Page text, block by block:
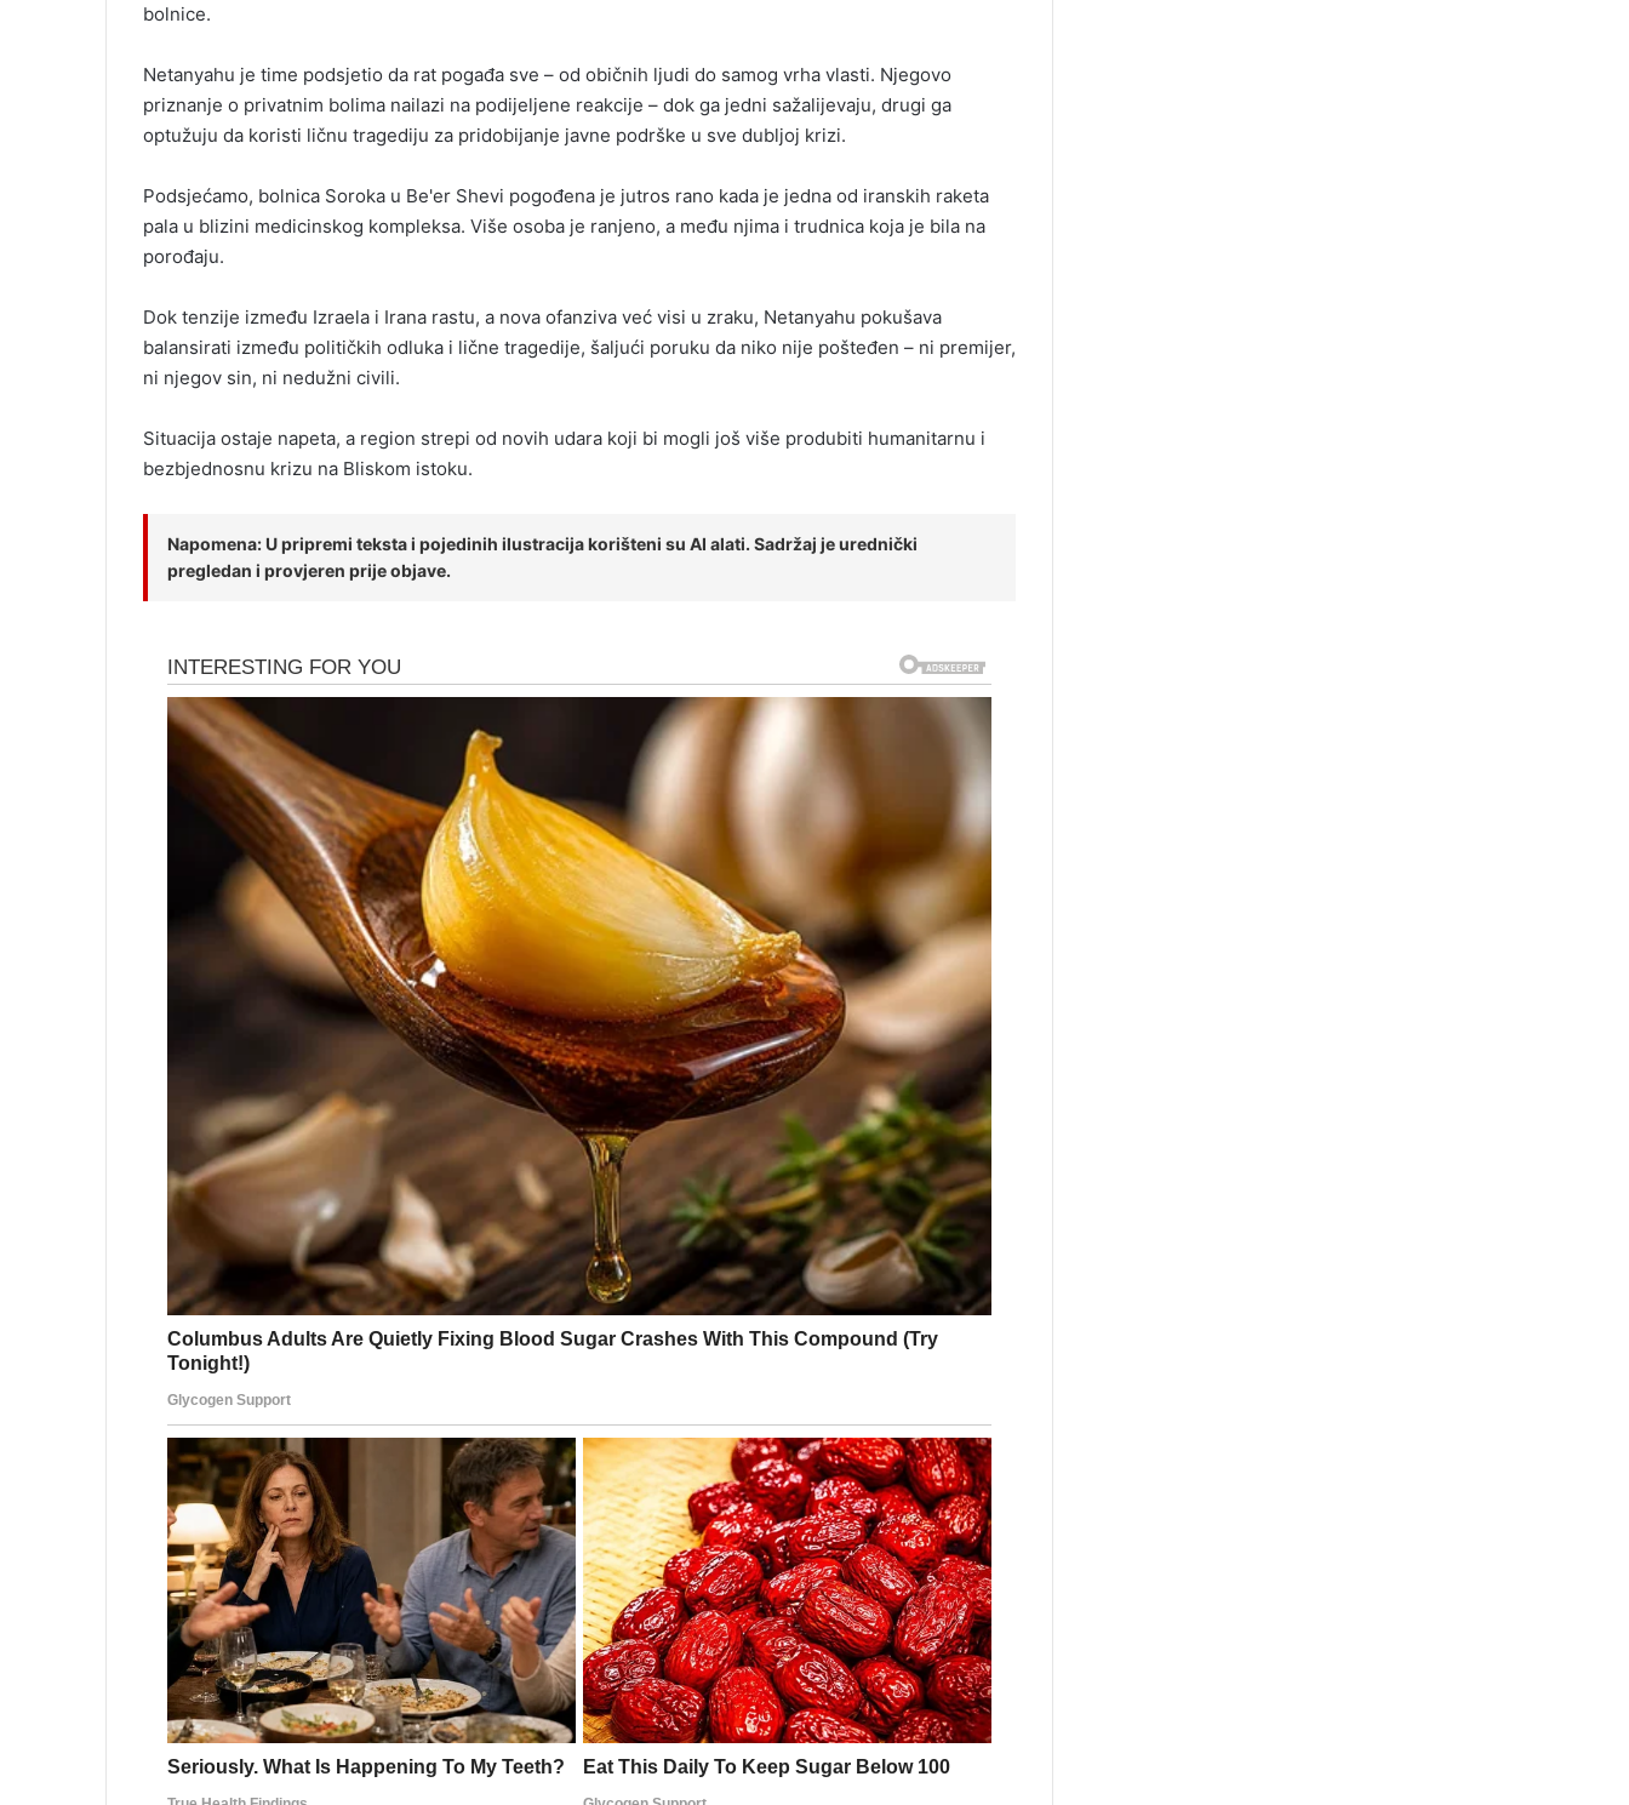
bolnice.
Netanyahu je time podsjetio da rat pogađa sve – od običnih ljudi do samog vrha vlasti. Njegovo
priznanje o privatnim bolima nailazi na podijeljene reakcije – dok ga jedni sažalijevaju, drugi ga
optužuju da koristi ličnu tragediju za pridobijanje javne podrške u sve dubljoj krizi.
Podsjećamo, bolnica Soroka u Be'er Shevi pogođena je jutros rano kada je jedna od iranskih raketa
pala u blizini medicinskog kompleksa. Više osoba je ranjeno, a među njima i trudnica koja je bila na
porođaju.
Dok tenzije između Izraela i Irana rastu, a nova ofanziva već visi u zraku, Netanyahu pokušava
balansirati između političkih odluka i lične tragedije, šaljući poruku da niko nije pošteđen – ni premijer,
ni njegov sin, ni nedužni civili.
Situacija ostaje napeta, a region strepi od novih udara koji bi mogli još više produbiti humanitarnu i
bezbjednosnu krizu na Bliskom istoku.
Napomena: U pripremi teksta i pojedinih ilustracija korišteni su AI alati. Sadržaj je urednički
pregledan i provjeren prije objave.